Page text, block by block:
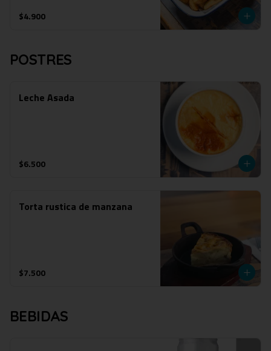
$4.900
POSTRES
Leche Asada
$6.500
Torta rustica de manzana
$7.500
BEBIDAS